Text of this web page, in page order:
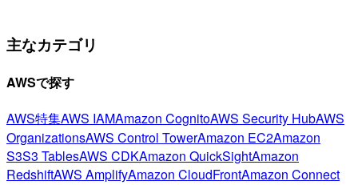
主なカテゴリ
AWSで探す
AWS特集AWS IAMAmazon CognitoAWS Security HubAWS
OrganizationsAWS Control TowerAmazon EC2Amazon
S3S3 TablesAWS CDKAmazon QuickSightAmazon
RedshiftAWS AmplifyAmazon CloudFrontAmazon Connect